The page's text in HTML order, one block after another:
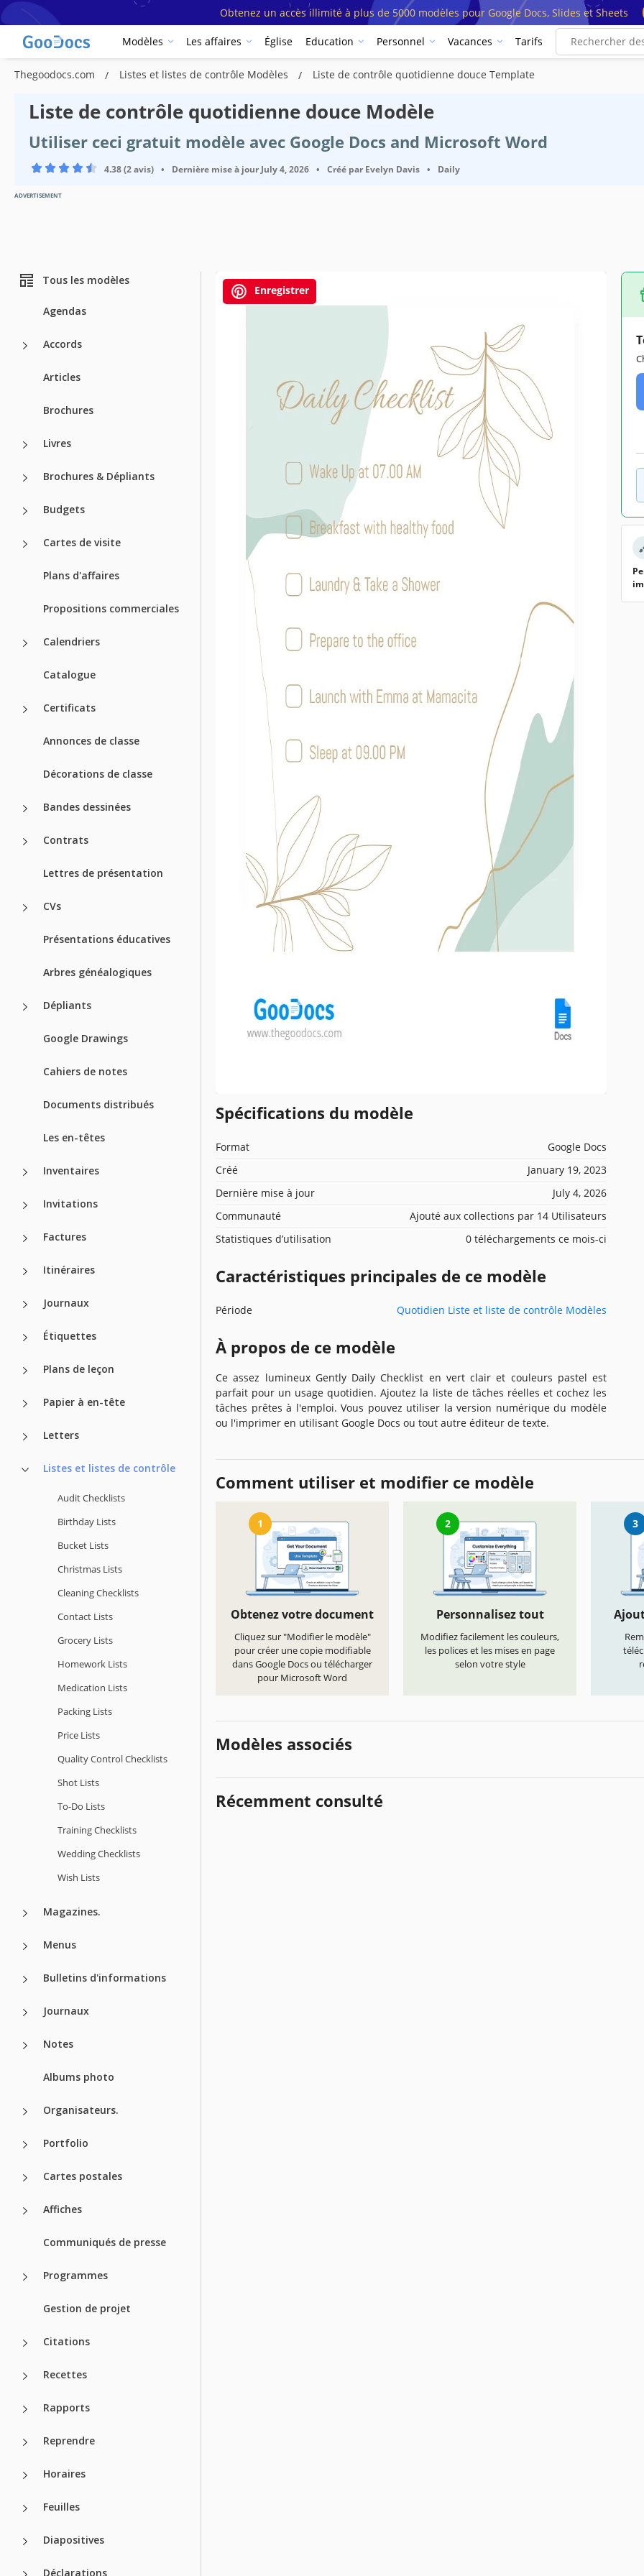
Obtenez un accès illimité à plus de 5000 modèles pour Google Docs, Slides et Sheets
Modèles Les affaires Église Education Personnel Vacances Tarifs
Thegoodocs.com Listes et listes de contrôle Modèles Liste de contrôle quotidienne douce Template
Liste de contrôle quotidienne douce Modèle
Utiliser ceci gratuit modèle avec Google Docs and Microsoft Word
4.38 (2 avis) • Dernière mise à jour July 4, 2026 • Créé par Evelyn Davis • Daily
ADVERTISEMENT
Tous les modèles
Agendas
Accords
Articles
Brochures
Livres
Brochures & Dépliants
Budgets
Cartes de visite
Plans d'affaires
Propositions commerciales
Calendriers
Catalogue
Certificats
Annonces de classe
Décorations de classe
Bandes dessinées
Contrats
Lettres de présentation
CVs
Présentations éducatives
Arbres généalogiques
Dépliants
Google Drawings
Cahiers de notes
Documents distribués
Les en-têtes
Inventaires
Invitations
Factures
Itinéraires
Journaux
Étiquettes
Plans de leçon
Papier à en-tête
Letters
Listes et listes de contrôle
Audit Checklists
Birthday Lists
Bucket Lists
Christmas Lists
Cleaning Checklists
Contact Lists
Grocery Lists
Homework Lists
Medication Lists
Packing Lists
Price Lists
Quality Сontrol Checklists
Shot Lists
To-Do Lists
Training Checklists
Wedding Checklists
Wish Lists
Magazines.
Menus
Bulletins d'informations
Journaux
Notes
Albums photo
Organisateurs.
Portfolio
Cartes postales
Affiches
Communiqués de presse
Programmes
Gestion de projet
Citations
Recettes
Rapports
Reprendre
Horaires
Feuilles
Diapositives
Déclarations
Enregistrer
Spécifications du modèle
Format
Google Docs
Créé
January 19, 2023
Dernière mise à jour
July 4, 2026
Communauté
Ajouté aux collections par 14 Utilisateurs
Statistiques d’utilisation
0 téléchargements ce mois-ci
Caractéristiques principales de ce modèle
Période Quotidien Liste et liste de contrôle Modèles
À propos de ce modèle
Ce assez lumineux Gently Daily Checklist en vert clair et couleurs pastel est
parfait pour un usage quotidien. Ajoutez la liste de tâches réelles et cochez les
tâches prêtes à l'emploi. Vous pouvez utiliser la version numérique du modèle
ou l'imprimer en utilisant Google Docs ou tout autre éditeur de texte.
Comment utiliser et modifier ce modèle
1
Obtenez votre document
Cliquez sur "Modifier le modèle"
pour créer une copie modifiable
dans Google Docs ou télécharger
pour Microsoft Word
2
Personnalisez tout
Modifiez facilement les couleurs,
les polices et les mises en page
selon votre style
3
Modèles associés
Récemment consulté